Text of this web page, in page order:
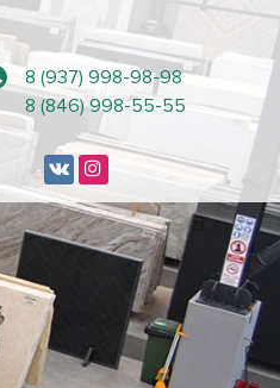
8 (937) 998-98-98
8 (846) 998-55-55